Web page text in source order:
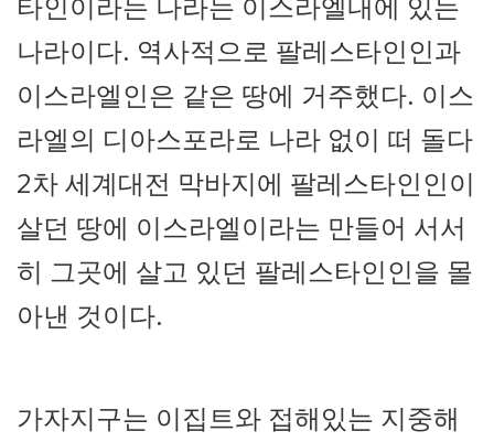
나라이다. 역사적으로 팔레스타인인과
이스라엘인은 같은 땅에 거주했다. 이스
라엘의 디아스포라로 나라 없이 떠 돌다
2차 세계대전 막바지에 팔레스타인인이
살던 땅에 이스라엘이라는 만들어 서서
히 그곳에 살고 있던 팔레스타인인을 몰
아낸 것이다.
가자지구는 이집트와 접해있는 지중해